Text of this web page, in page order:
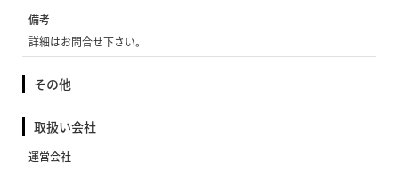
備考
詳細はお問合せ下さい。
その他
取扱い会社
運営会社